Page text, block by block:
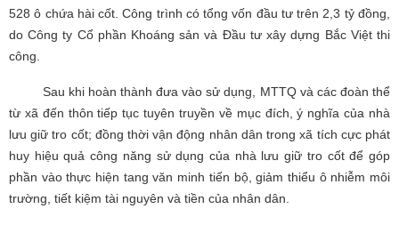
528 ô chứa hài cốt. Công trình có tổng vốn đầu tư trên 2,3 tỷ đồng,
do Công ty Cổ phần Khoáng sản và Đầu tư xây dựng Bắc Việt thi
công.
Sau khi hoàn thành đưa vào sử dụng, MTTQ và các đoàn thể
từ xã đến thôn tiếp tục tuyên truyền về mục đích, ý nghĩa của nhà
lưu giữ tro cốt; đồng thời vận động nhân dân trong xã tích cực phát
huy hiệu quả công năng sử dụng của nhà lưu giữ tro cốt để góp
phần vào thực hiện tang văn minh tiến bộ, giảm thiểu ô nhiễm môi
trường, tiết kiệm tài nguyên và tiền của nhân dân.